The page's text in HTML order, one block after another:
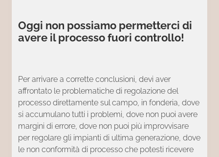
Oggi non possiamo permetterci di
avere il processo fuori controllo!
Per arrivare a corrette conclusioni, devi aver
affrontato le problematiche di regolazione del
processo direttamente sul campo, in fonderia, dove
si accumulano tutti i problemi, dove non puoi avere
margini di errore, dove non puoi più improvvisare
per regolare gli impianti di ultima generazione, dove
le non conformità di processo che potesti ricevere